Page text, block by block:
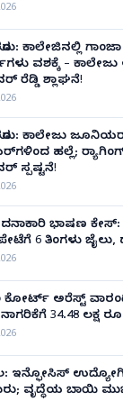
ಕಾಲೇಜಿನಲ್ಲಿ
ವಶಕ್ಕೆ –
ರೆಡ್ಡಿ ಶ್ಲಾಘನೆ!
ಮೇಲೆ
ಹಲ್ಲೆ;
ಸ್ಪಷ್ಟನೆ!
ಭಾಷಣ
6 ತಿಂಗಳು ಜೈಲು,
ಕೋರ್ಟ್ ಅರೆಸ್ಟ್
34.48 ಲಕ್ಷ
ಇನ್ಫೋಸಿಸ್
ವೃದ್ಧೆಯ ಬಾಯಿ